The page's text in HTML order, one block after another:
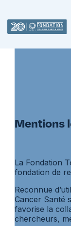
Mentions
La Fondation
fondation de
Reconnue
Cancer Santé
favorise la
chercheurs,